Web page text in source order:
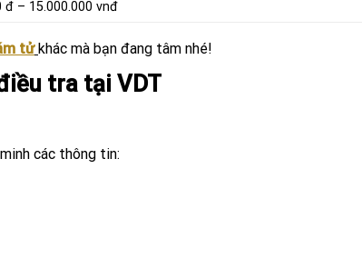
đ – 15.000.000 vnđ
tử khác mà bạn đang tâm nhé!
tra tại VDT
các thông tin: